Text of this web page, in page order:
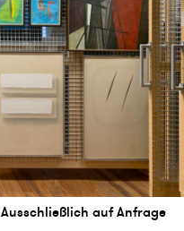
Ausschließlich auf Anfrage